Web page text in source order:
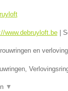
www.debruyloft.be|
en
▼